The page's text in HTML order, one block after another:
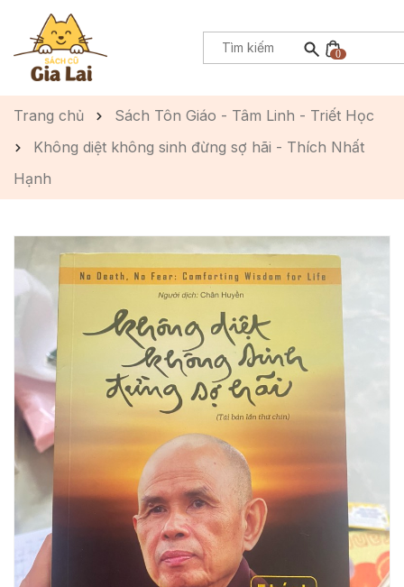
0
Trang chủ
Sách Tôn Giáo - Tâm Linh - Triết Học
Không diệt không sinh đừng sợ hãi - Thích Nhất
Hạnh